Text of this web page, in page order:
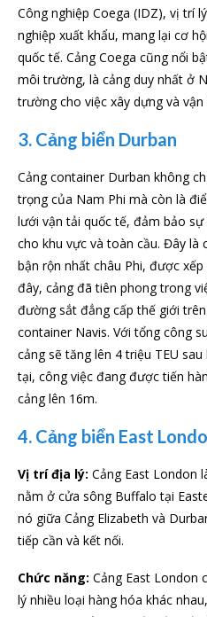
Công nghiệp Coega (IDZ), vị trí
nghiệp xuất khẩu, mang lại cơ
quốc tế. Cảng Coega cũng nổi
môi trường, là cảng duy nhất ở
trường cho việc xây dựng và vận
3. Cảng biển Durban
Cảng container Durban không
trọng của Nam Phi mà còn là
lưới vận tải quốc tế, đảm bảo
cho khu vực và toàn cầu. Đây là
bận rộn nhất châu Phi, được
đây, cảng đã tiên phong trong
đường sắt đẳng cấp thế giới
container Navis. Với tổng công
cảng sẽ tăng lên 4 triệu TEU
tại, công việc đang được tiến
cảng lên 16m.
4. Cảng biển East
Vị trí địa lý: Cảng East London
nằm ở cửa sông Buffalo tại
nó giữa Cảng Elizabeth và
tiếp cần và kết nối.
Chức năng: Cảng East London
lý nhiều loại hàng hóa khác